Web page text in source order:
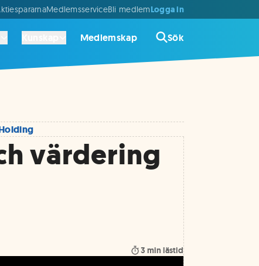
MedlemsserviceBli medlemLogga in
Medlemskap Sök
värdering
3 min lästid